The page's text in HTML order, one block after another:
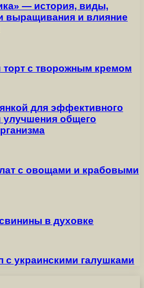
— история, виды,
выращивания и влияние
торт с творожным кремом
для эффективного
улучшения общего
с овощами и крабовыми
в духовке
с украинскими галушками